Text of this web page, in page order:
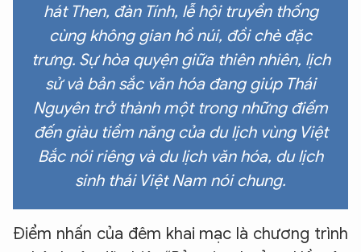
hát Then, đàn Tính, lễ hội truyền thống
cùng không gian hồ núi, đồi chè đặc
trưng. Sự hòa quyện giữa thiên nhiên, lịch
sử và bản sắc văn hóa đang giúp Thái
Nguyên trở thành một trong những điểm
đến giàu tiềm năng của du lịch vùng Việt
Bắc nói riêng và du lịch văn hóa, du lịch
sinh thái Việt Nam nói chung.
Điểm nhấn của đêm khai mạc là chương trình